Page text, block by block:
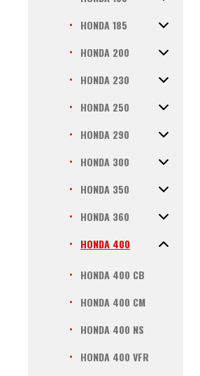
HONDA 185
HONDA 200
HONDA 230
HONDA 250
HONDA 290
HONDA 300
HONDA 350
HONDA 360
HONDA 400
HONDA 400 CB
HONDA 400 CM
HONDA 400 NS
HONDA 400 VFR